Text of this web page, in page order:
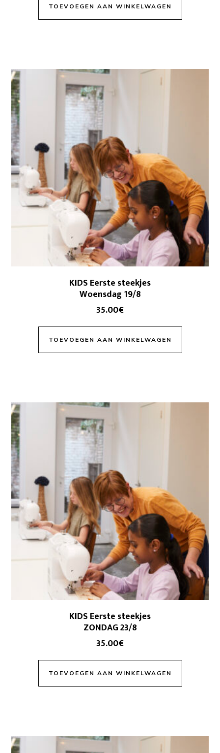
TOEVOEGEN AAN WINKELWAGEN
KIDS Eerste steekjes
Woensdag 19/8
35.00€
TOEVOEGEN AAN WINKELWAGEN
KIDS Eerste steekjes
ZONDAG 23/8
35.00€
TOEVOEGEN AAN WINKELWAGEN